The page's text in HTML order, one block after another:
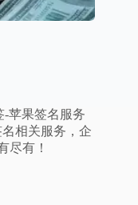
-苹果签名服务
相关服务，企
尽有！